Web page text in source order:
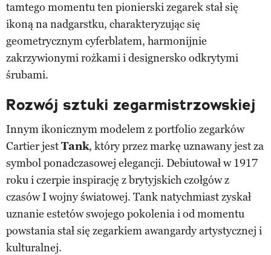
tamtego momentu ten pionierski zegarek stał się
ikoną na nadgarstku, charakteryzując się
geometrycznym cyferblatem, harmonijnie
zakrzywionymi rożkami i designersko odkrytymi
śrubami.
Rozwój sztuki zegarmistrzowskiej
Innym ikonicznym modelem z portfolio zegarków
Cartier jestTank, który przez markę uznawany jest za
symbol ponadczasowej elegancji. Debiutował w 1917
roku i czerpie inspirację z brytyjskich czołgów z
czasów I wojny światowej. Tank natychmiast zyskał
uznanie estetów swojego pokolenia i od momentu
powstania stał się zegarkiem awangardy artystycznej i
kulturalnej.